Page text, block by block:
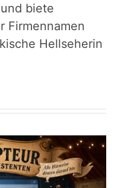
biete
Firmennamen
Hellseherin